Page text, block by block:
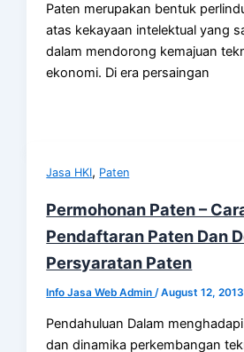
Paten merupakan bentuk
atas kekayaan intelektual yang
dalam mendorong kemajuan
ekonomi. Di era persaingan
Jasa HKI, Paten
Permohonan Paten –
Pendaftaran Paten Dan
Persyaratan Paten
Info Jasa Web Admin/August 12, 2013
Pendahuluan Dalam
dan dinamika perkembangan